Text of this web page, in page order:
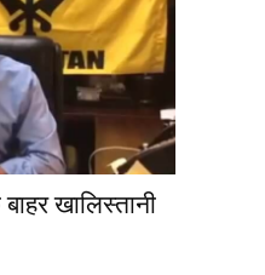
खालिस्तानी